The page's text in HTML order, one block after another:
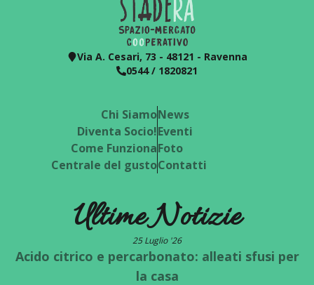
Via A. Cesari, 73 - 48121 - Ravenna
0544 / 1820821
Chi Siamo
Diventa Socio!
Come Funziona
Centrale del gusto
News
Eventi
Foto
Contatti
Ultime Notizie
25 Luglio '26
Acido citrico e percarbonato: alleati sfusi per
la casa